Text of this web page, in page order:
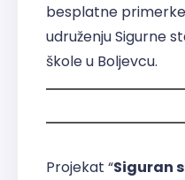
besplatne
udruženju Sigurne
škole u Boljevcu.
Projekat “Siguran